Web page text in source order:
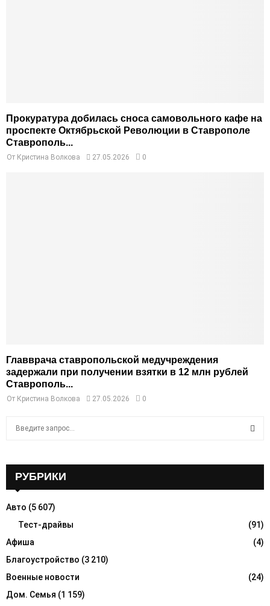
Прокуратура добилась сноса самовольного кафе на
проспекте Октябрьской Революции в Ставрополе
Ставрополь...
От Кристина Волкова 27.05.2026 0
Главврача ставропольской медучреждения
задержали при получении взятки в 12 млн рублей
Ставрополь...
От Кристина Волкова 27.05.2026 0
o
R
C
H
РУБРИКИ
Авто (5 607)
Тест-драйвы
(91)
Афиша
(4)
Благоустройство (3 210)
Военные новости
(24)
Дом. Семья (1 159)